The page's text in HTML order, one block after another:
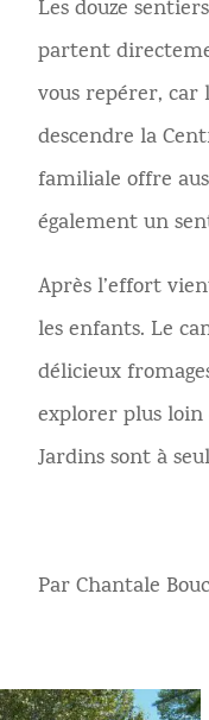
Les douze
partent
vous repérer, car
descendre la
familiale offre
également un
Après l’effort
les enfants. Le
délicieux
explorer plus loin
Jardins sont à
Par Chantale